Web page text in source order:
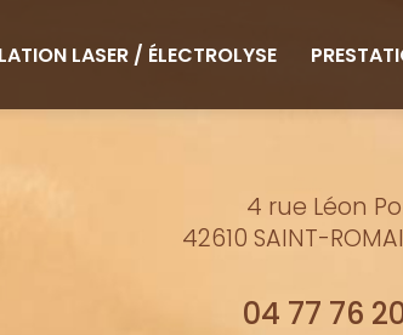
LASER / ÉLECTROLYSE
Minceur
Bienfaits
4 rue Léon
42610 SAINT-
04 77 76